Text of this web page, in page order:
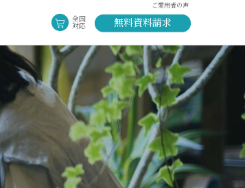
ご愛用者の声
全国
対応 無料資料請求